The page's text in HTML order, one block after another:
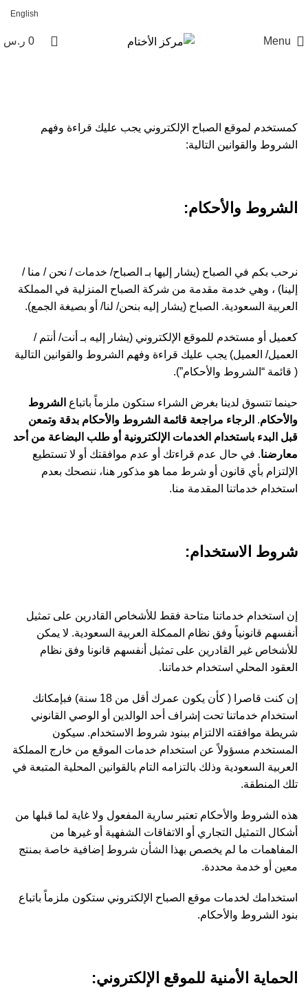
English
Menu
0 ر.س
كمستخدم لموقع الصباح الإلكتروني يجب عليك قراءة وفهم
الشروط والقوانين التالية:
الشروط والأحكام:
نرحب بكم في الصباح (يشار إليها بـ الصباح/ خدمات / نحن / منا /
إلينا) ، وهي خدمة مقدمة من شركة الصباح المنزلية في المملكة
العربية السعودية. الصباح (يشار إليه بنحن/ لنا/ أو بصيغة الجمع).
كعميل أو مستخدم للموقع الإلكتروني (يشار إليه بـ أنت/ أنتم /
العميل/ العميل) يجب عليك قراءة وفهم الشروط والقوانين التالية
( قائمة “الشروط والأحكام”).
حينما تتسوق لدينا بغرض الشراء ستكون ملزماً باتباع الشروط
والأحكام. الرجاء مراجعة قائمة الشروط والأحكام بدقة وتمعن
قبل البدء باستخدام الخدمات الإلكترونية أو طلب البضاعة من أحد
معارضنا. في حال عدم قراءتك أو عدم موافقتك أو لا تستطيع
الإلتزام بأي قانون أو شرط مما هو مذكور هنا، ننصحك بعدم
استخدام خدماتنا المقدمة منا.
شروط الاستخدام:
إن استخدام خدماتنا متاحة فقط للأشخاص القادرين على تمثيل
أنفسهم قانونياً وفق نظام الممكلة العربية السعودية. لا يمكن
للأشخاص غير القادرين على تمثيل أنفسهم قانونا وفق نظام
العقود المحلي استخدام خدماتنا.
إن كنت قاصرا ( كأن يكون عمرك أقل من 18 سنة) فبإمكانك
استخدام خدماتنا تحت إشراف أحد الوالدين أو الوصي القانوني
شريطة موافقته الالتزام ببنود شروط الاستخدام. سيكون
المستخدم مسؤولاً عن استخدام خدمات الموقع من خارج المملكة
العربية السعودية وذلك بالتزامه التام بالقوانين المحلية المتبعة في
تلك المنطقة.
هذه الشروط والأحكام تعتبر سارية المفعول ولا غاية لما قبلها من
أشكال التمثيل التجاري أو الاتفاقات الشفهية أو غيرها من
المفاهمات ما لم يخصص بهذا الشأن شروط إضافية خاصة بمنتج
معين أو خدمة محددة.
استخدامك لخدمات موقع الصباح الإلكتروني ستكون ملزماً باتباع
بنود الشروط والأحكام.
الحماية الأمنية للموقع الإلكتروني: